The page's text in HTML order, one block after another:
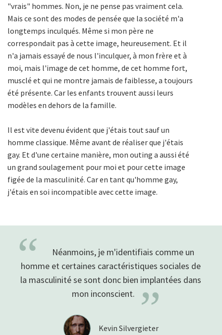
"vrais" hommes. Non, je ne pense pas vraiment cela.
Mais ce sont des modes de pensée que la société m'a
longtemps inculqués. Même si mon père ne
correspondait pas à cette image, heureusement. Et il
n'a jamais essayé de nous l'inculquer, à mon frère et à
moi, mais l'image de cet homme, de cet homme fort,
musclé et qui ne montre jamais de faiblesse, a toujours
été présente. Car les enfants trouvent aussi leurs
modèles en dehors de la famille.
Il est vite devenu évident que j'étais tout sauf un
homme classique. Même avant de réaliser que j'étais
gay. Et d'une certaine manière, mon outing a aussi été
un grand soulagement pour moi et pour cette image
figée de la masculinité. Car en tant qu'homme gay,
j'étais en soi incompatible avec cette image.
“
Néanmoins, je m'identifiais comme un
homme et certaines caractéristiques sociales de
la masculinité se sont donc bien implantées dans
mon inconscient.
”
Kevin Silvergieter